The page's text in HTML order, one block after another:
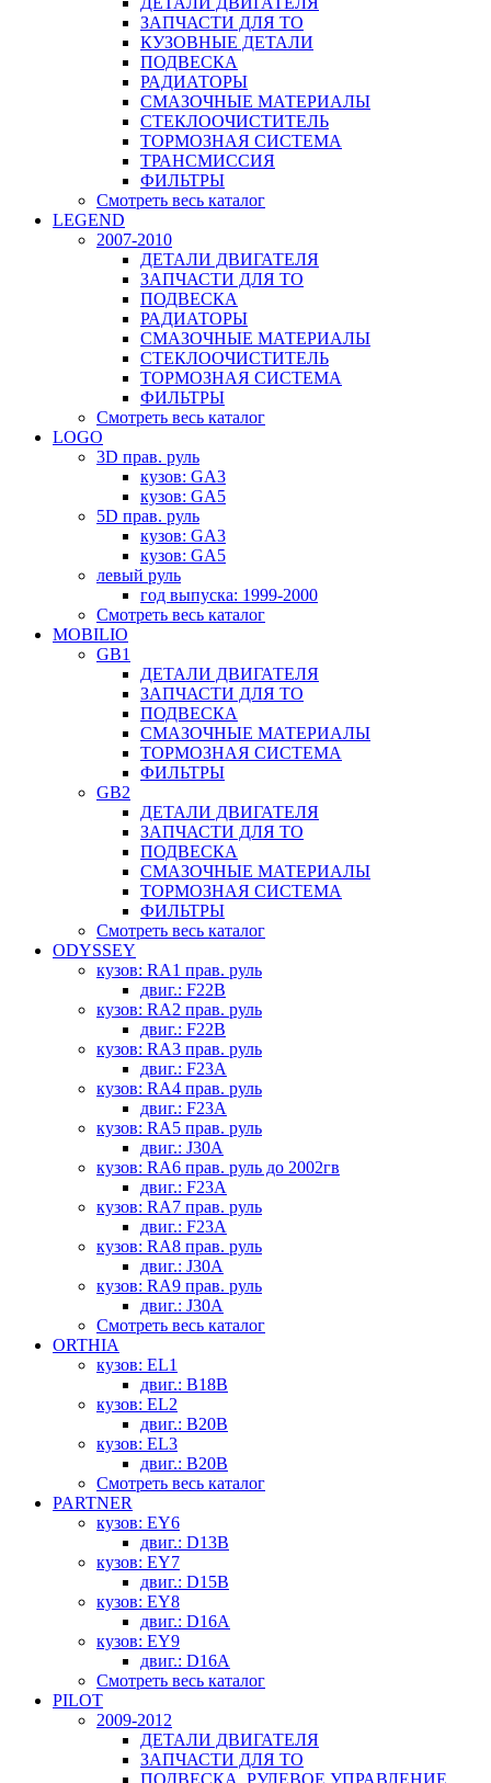
ЗАПЧАСТИ ДЛЯ ТО
КУЗОВНЫЕ ДЕТАЛИ
ПОДВЕСКА
РАДИАТОРЫ
СМАЗОЧНЫЕ МАТЕРИАЛЫ
СТЕКЛООЧИСТИТЕЛЬ
ТОРМОЗНАЯ СИСТЕМА
ТРАНСМИССИЯ
ФИЛЬТРЫ
Смотреть весь каталог
LEGEND
2007-2010
ДЕТАЛИ ДВИГАТЕЛЯ
ЗАПЧАСТИ ДЛЯ ТО
ПОДВЕСКА
РАДИАТОРЫ
СМАЗОЧНЫЕ МАТЕРИАЛЫ
СТЕКЛООЧИСТИТЕЛЬ
ТОРМОЗНАЯ СИСТЕМА
ФИЛЬТРЫ
Смотреть весь каталог
LOGO
3D прав. руль
кузов: GA3
кузов: GA5
5D прав. руль
кузов: GA3
кузов: GA5
левый руль
год выпуска: 1999-2000
Смотреть весь каталог
MOBILIO
GB1
ДЕТАЛИ ДВИГАТЕЛЯ
ЗАПЧАСТИ ДЛЯ ТО
ПОДВЕСКА
СМАЗОЧНЫЕ МАТЕРИАЛЫ
ТОРМОЗНАЯ СИСТЕМА
ФИЛЬТРЫ
GB2
ДЕТАЛИ ДВИГАТЕЛЯ
ЗАПЧАСТИ ДЛЯ ТО
ПОДВЕСКА
СМАЗОЧНЫЕ МАТЕРИАЛЫ
ТОРМОЗНАЯ СИСТЕМА
ФИЛЬТРЫ
Смотреть весь каталог
ODYSSEY
кузов: RA1 прав. руль
двиг.: F22B
кузов: RA2 прав. руль
двиг.: F22B
кузов: RA3 прав. руль
двиг.: F23A
кузов: RA4 прав. руль
двиг.: F23A
кузов: RA5 прав. руль
двиг.: J30A
кузов: RA6 прав. руль до 2002гв
двиг.: F23A
кузов: RA7 прав. руль
двиг.: F23A
кузов: RA8 прав. руль
двиг.: J30A
кузов: RA9 прав. руль
двиг.: J30A
Смотреть весь каталог
ORTHIA
кузов: EL1
двиг.: B18B
кузов: EL2
двиг.: B20B
кузов: EL3
двиг.: B20B
Смотреть весь каталог
PARTNER
кузов: EY6
двиг.: D13B
кузов: EY7
двиг.: D15B
кузов: EY8
двиг.: D16A
кузов: EY9
двиг.: D16A
Смотреть весь каталог
PILOT
2009-2012
ДЕТАЛИ ДВИГАТЕЛЯ
ЗАПЧАСТИ ДЛЯ ТО
ПОДВЕСКА, РУЛЕВОЕ УПРАВЛЕНИЕ,